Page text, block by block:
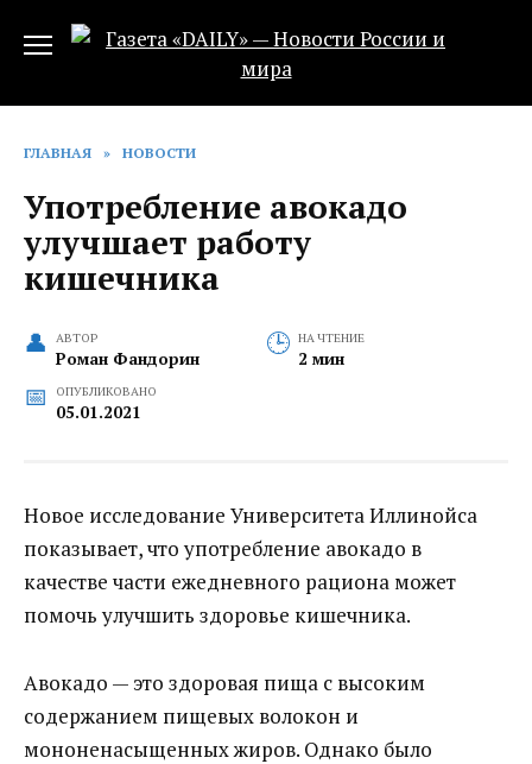
ГЛАВНАЯ » НОВОСТИ
Употребление авокадо
улучшает работу
кишечника
АВТОР
Роман Фандорин
НА ЧТЕНИЕ
2 мин
ОПУБЛИКОВАНО
05.01.2021
Новое исследование Университета Иллинойса
показывает, что употребление авокадо в
качестве части ежедневного рациона может
помочь улучшить здоровье кишечника.
Авокадо — это здоровая пища с высоким
содержанием пищевых волокон и
мононенасыщенных жиров. Однако было